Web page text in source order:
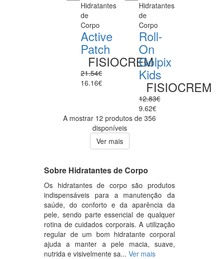
Hidratantes
de
Corpo
Active
Patch
FISIOCREM
21.54€
16.16€
Hidratantes
de
Corpo
Roll-
On
Golpix
Kids
FISIOCREM
12.83€
9.62€
A mostrar 12 produtos de 356
disponíveis
Ver mais
Sobre Hidratantes de Corpo
Os hidratantes de corpo são produtos
indispensáveis para a manutenção da
saúde, do conforto e da aparência da
pele, sendo parte essencial de qualquer
rotina de cuidados corporais. A utilização
regular de um bom hidratante corporal
ajuda a manter a pele macia, suave,
nutrida e visivelmente sa... Ver mais